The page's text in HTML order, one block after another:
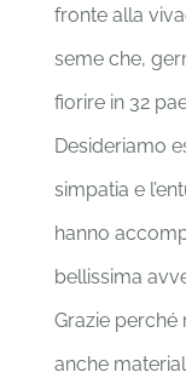
fronte alla
seme che,
fiorire in 32
Desideriamo
simpatia e
hanno
bellissima
Grazie
anche